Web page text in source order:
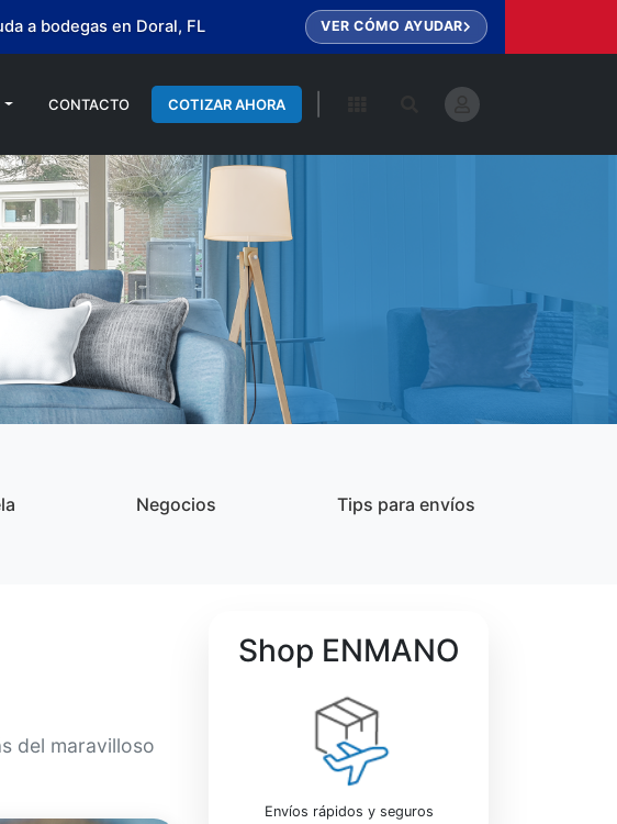
a bodegas en Doral, FL VER CÓMO AYUDAR
CONTACTO COTIZAR AHORA
Negocios Tips para envíos
del maravilloso
Shop ENMANO
Envíos rápidos y seguros